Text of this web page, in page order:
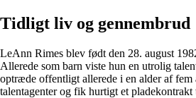
Tidligt liv og gennembrud
LeAnn Rimes blev født den 28. august
Allerede som barn viste hun en utrolig
optræde offentligt allerede i en alder af fem
talentagenter og fik hurtigt et pladekontrakt